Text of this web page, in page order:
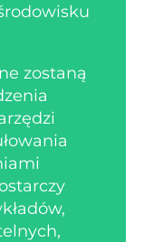
zostaną